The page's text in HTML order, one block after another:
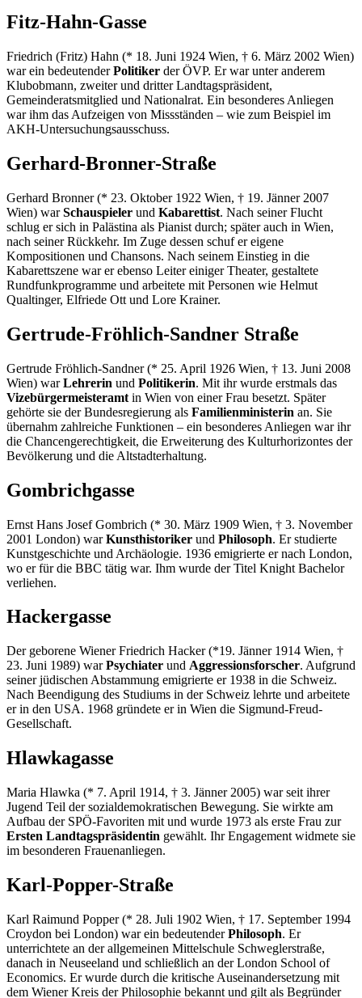
Fitz-Hahn-Gasse
Friedrich (Fritz) Hahn (* 18. Juni 1924 Wien, † 6. März 2002 Wien)
war ein bedeutenderPolitiker der ÖVP. Er war unter anderem
Klubobmann, zweiter und dritter Landtagspräsident,
Gemeinderatsmitglied und Nationalrat. Ein besonderes Anliegen
war ihm das Aufzeigen von Missständen – wie zum Beispiel im
AKH-Untersuchungsausschuss.
Gerhard-Bronner-Straße
Gerhard Bronner (* 23. Oktober 1922 Wien, † 19. Jänner 2007
Wien) warSchauspieler und Kabarettist. Nach seiner Flucht
schlug er sich in Palästina als Pianist durch; später auch in Wien,
nach seiner Rückkehr. Im Zuge dessen schuf er eigene
Kompositionen und Chansons. Nach seinem Einstieg in die
Kabarettszene war er ebenso Leiter einiger Theater, gestaltete
Rundfunkprogramme und arbeitete mit Personen wie Helmut
Qualtinger, Elfriede Ott und Lore Krainer.
Gertrude-Fröhlich-Sandner Straße
Gertrude Fröhlich-Sandner (* 25. April 1926 Wien, † 13. Juni 2008
Wien) warLehrerin und Politikerin. Mit ihr wurde erstmals das
Vizebürgermeisteramt in Wien von einer Frau besetzt. Später
gehörte sie der Bundesregierung als Familienministerin an. Sie
übernahm zahlreiche Funktionen – ein besonderes Anliegen war ihr
die Chancengerechtigkeit, die Erweiterung des Kulturhorizontes der
Bevölkerung und die Altstadterhaltung.
Gombrichgasse
Ernst Hans Josef Gombrich (* 30. März 1909 Wien, † 3. November
2001 London) warKunsthistoriker und Philosoph. Er studierte
Kunstgeschichte und Archäologie. 1936 emigrierte er nach London,
wo er für die BBC tätig war. Ihm wurde der Titel Knight Bachelor
verliehen.
Hackergasse
Der geborene Wiener Friedrich Hacker (*19. Jänner 1914 Wien, †
23. Juni 1989) warPsychiater und Aggressionsforscher. Aufgrund
seiner jüdischen Abstammung emigrierte er 1938 in die Schweiz.
Nach Beendigung des Studiums in der Schweiz lehrte und arbeitete
er in den USA. 1968 gründete er in Wien die Sigmund-Freud-
Gesellschaft.
Hlawkagasse
Maria Hlawka (* 7. April 1914, † 3. Jänner 2005) war seit ihrer
Jugend Teil der sozialdemokratischen Bewegung. Sie wirkte am
Aufbau der SPÖ-Favoriten mit und wurde 1973 als erste Frau zur
Ersten Landtagspräsidentin gewählt. Ihr Engagement widmete sie
im besonderen Frauenanliegen.
Karl-Popper-Straße
Karl Raimund Popper (* 28. Juli 1902 Wien, † 17. September 1994
Croydon bei London) war ein bedeutenderPhilosoph. Er
unterrichtete an der allgemeinen Mittelschule Schweglerstraße,
danach in Neuseeland und schließlich an der London School of
Economics. Er wurde durch die kritische Auseinandersetzung mit
dem Wiener Kreis der Philosophie bekannt und gilt als Begründer